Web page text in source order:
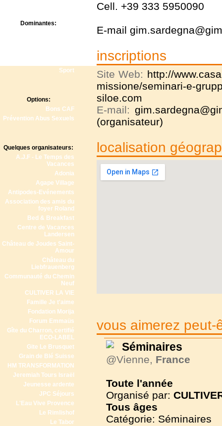
Dominantes:
Sport
Options:
Bons CAF
Prévention Abus Sexuels
Quelques organisateurs:
A.J.F - Le Temps des
Vacances
Adonia
Agape Village
Antipodes-Evénements
Association des amis du
foyer Roland
Bed & Breakfast
Centre de Vacances
Landersen
Château de Joudes Saint-
Amour
Château du
Liebfrauenberg
Communauté du Chemin
Neuf
CULTIVER LA VIE
Famille Je t'aime
Fondation Morija
Forum Emmaüs
Gîte du Charron, certifié
ECO-LABEL
Gite Le Brusquet
Grain de Blé Suisse
HM TRANSFORMATION
Jeremiah Tours Israël
Jeunesse ardente
JPC Séjours
L'Eau Vive Provence
Le Rimlishof
Le Tabor
Cell. +39 333 5950090
E-mail
inscriptions
Site Web: http://
missione/seminari-e-
siloe.com
E-mail:
(organisateur)
localisation
vous aimerez peut-
Séminaires
@Vienne, France
Toute l'année
Organisé par:
Tous âges
Catégorie: Séminaires